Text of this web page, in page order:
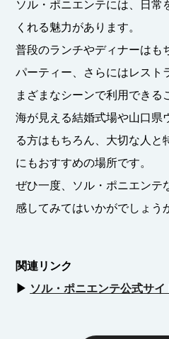
ソル・ポニエンテには、日常
くれる魅力があります。
普段のランチやディナーはも
パーティー、さらにはレスト
まざまなシーンで利用できる
海が見える結婚式場や山口県
る方はもちろん、大切な人と
にもおすすめの場所です。
ぜひ一度、ソル・ポニエンテ
感してみてはいかがでしょう
関連リンク
▶︎ ソル・ポニエンテ公式サイ